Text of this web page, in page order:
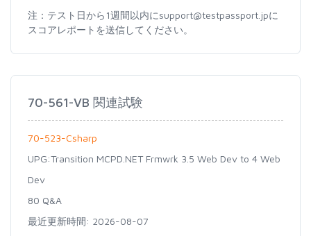
注：テスト日から1週間以内にsupport@testpassport.jpに
スコアレポートを送信してください。
70-561-VB 関連試験
70-523-Csharp
UPG:Transition MCPD.NET Frmwrk 3.5 Web Dev to 4 Web
Dev
80 Q&A
最近更新時間: 2026-08-07